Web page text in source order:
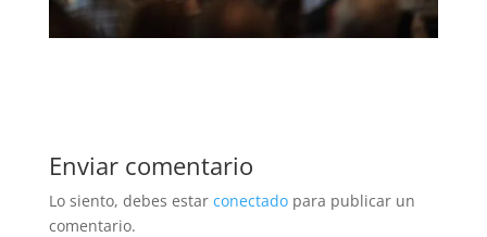
Enviar comentario
Lo siento, debes estar conectadopara publicar un
comentario.